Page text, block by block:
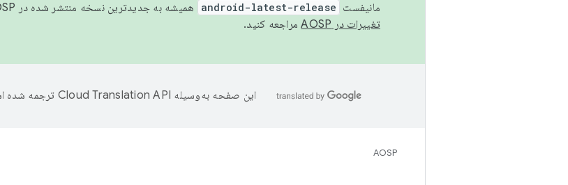
مانیفست android-latest-release
همیشه به جدیدترین نسخه منتشر شده در AOSP ارجاع می‌دهد. برای اطلاعات بیشتر، به
تغییرات در AOSP
مراجعه کنید.
این صفحه به‌وسیله ترجمه شده
AOSP